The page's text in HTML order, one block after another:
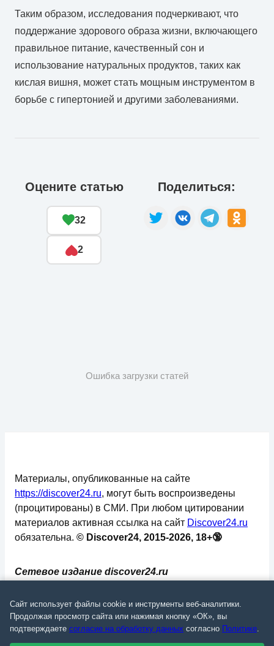
Таким образом, исследования подчеркивают, что
поддержание здорового образа жизни, включающего
правильное питание, качественный сон и
использование натуральных продуктов, таких как
кислая вишня, может стать мощным инструментом в
борьбе с гипертонией и другими заболеваниями.
Оцените статью
32
2
Поделиться:
Ошибка загрузки статей
Сетевое издание discover24.ru
надзору в сфере связи, информационных
технологий и массовых коммуникаций
(Роскомнадзор). Регистрационный номер: ЭЛ №
Материалы, опубликованные на сайте
https://discover24.ru, могут быть воспроизведены
(процитированы) в СМИ. При любом цитировании
материалов активная ссылка на сайт Discover24.ru
обязательна. © Discover24, 2015-2026, 18+🔞
Сайт использует файлы cookie и инструменты веб-аналитики.
Продолжая просмотр сайта или нажимая кнопку «ОК», вы
подтверждаете согласие на обработку данных согласно Политике.